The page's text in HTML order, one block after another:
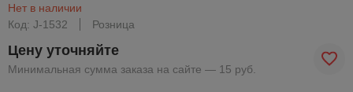
Нет в наличии
Код: J-1532
Розница
Цену уточняйте
Минимальная сумма заказа на сайте — 15 руб.